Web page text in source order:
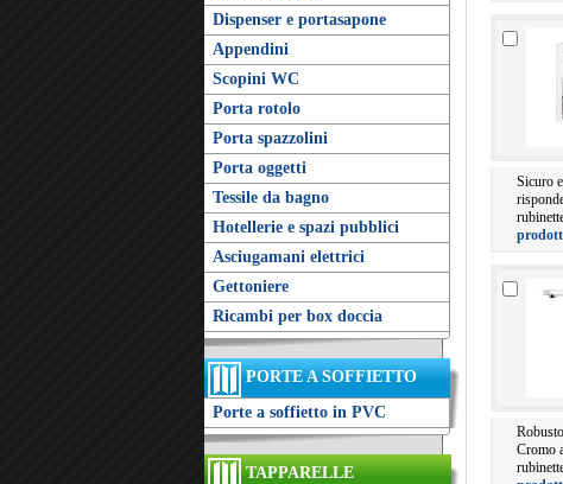
Dispenser e portasapone
Appendini
Scopini WC
Porta rotolo
Porta spazzolini
Porta oggetti
Tessile da bagno
Hotellerie e spazi pubblici
Asciugamani elettrici
Gettoniere
Ricambi per box doccia
PORTE A SOFFIETTO
Porte a soffietto in PVC
TAPPARELLE
Sicuro
Cromo